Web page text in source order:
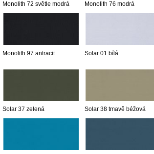
Monolith 72 světle modrá Monolith 76 modrá
Monolith 97 antracit Solar 01 bílá
Solar 37 zelená Solar 38 tmavě béžová